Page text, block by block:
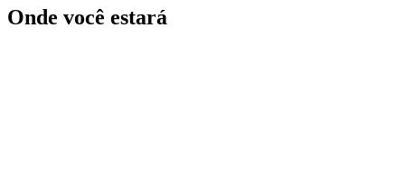
Onde você estará